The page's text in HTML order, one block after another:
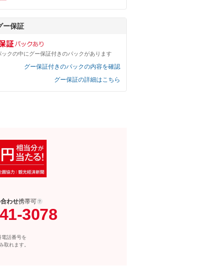
ー保証
ックの中にグー保証付きのパックがあります
グー保証付きのパックの内容を確認
グー保証の詳細はこちら
わせ携帯可
3078
電話番号を
取れます。